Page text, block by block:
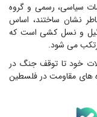
سیاسی، رسمی و گروه
نشان ساختند، اساس
و نسل کشی است که
می شود.
خود تا توقف جنگ در
های مقاومت در فلسطین